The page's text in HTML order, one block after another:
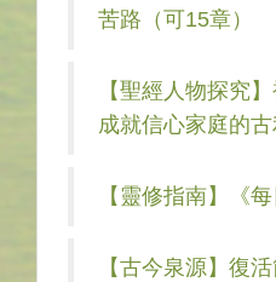
苦路（可15章）
【聖經人物探究
成就信心家庭的
【靈修指南】《
【古今泉源】復